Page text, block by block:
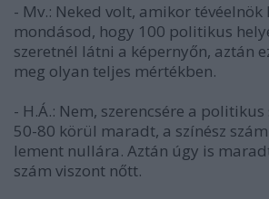
- Mv.: Neked volt, amikor tévéelnök
mondásod, hogy 100 politikus
szeretnél látni a képernyőn, aztán
meg olyan teljes mértékben.
- H.Á.: Nem, szerencsére a
50-80 körül maradt, a színész
lement nullára. Aztán úgy is
szám viszont nőtt.